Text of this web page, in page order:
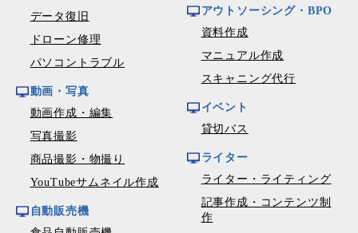
データ復旧
ドローン修理
パソコントラブル
動画・写真
動画作成・編集
写真撮影
商品撮影・物撮り
YouTubeサムネイル作成
自動販売機
アウトソーシング・BPO
資料作成
マニュアル作成
スキャニング代行
イベント
貸切バス
ライター
ライター・ライティング
記事作成・コンテンツ制
作